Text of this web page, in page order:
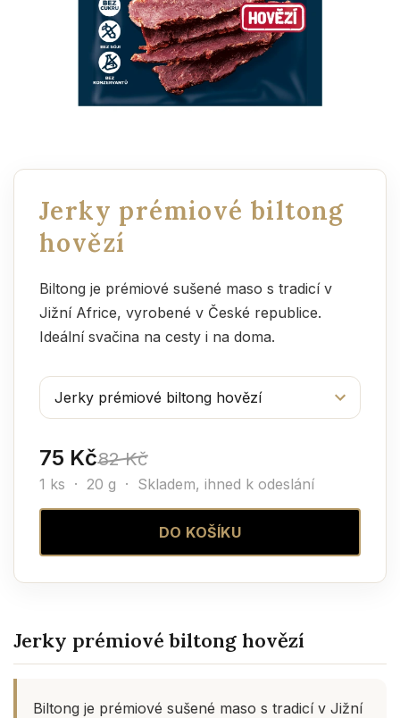
Jerky prémiové biltong
hovězí
Biltong je prémiové sušené maso s tradicí v
Jižní Africe, vyrobené v České republice.
Ideální svačina na cesty i na doma.
75 Kč82 Kč
1 ks · 20 g · Skladem, ihned k odeslání
DO KOŠÍKU
Jerky prémiové biltong hovězí
Biltong je prémiové sušené maso s tradicí v Jižní